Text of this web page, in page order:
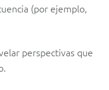
(por ejemplo,
perspectivas que